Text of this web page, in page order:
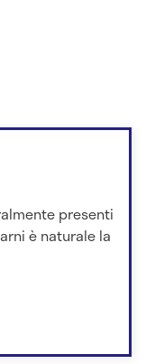
presenti
è naturale la